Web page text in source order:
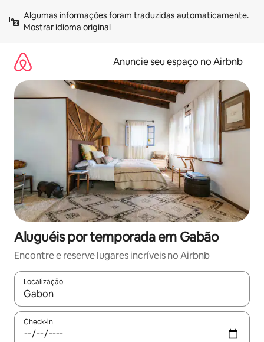
para
Mostrar idioma original
Anuncie seu espaço no Airbnb
Aluguéis por temporada em Gabão
Encontre e reserve lugares incríveis no Airbnb
Localização
Quando os resultados estiverem disponíveis, explore-os
Check-in